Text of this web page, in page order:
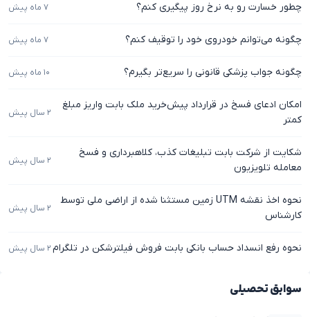
چطور خسارت رو به نرخ روز پیگیری کنم؟ ۷ ماه پیش
چگونه می‌توانم خودروی خود را توقیف کنم؟ ۷ ماه پیش
چگونه جواب پزشکی قانونی را سریع‌تر بگیرم؟ ۱۰ ماه پیش
امکان ادعای فسخ در قرارداد پیش‌خرید ملک بابت واریز مبلغ
کمتر
۲ سال پیش
شکایت از شرکت بابت تبلیغات کذب، کلاهبرداری و فسخ
معامله تلویزیون
۲ سال پیش
نحوه اخذ نقشه UTM ‌‌زمین مستثنا شده از اراضی ملی توسط
کارشناس
۲ سال پیش
نحوه رفع انسداد حساب بانکی بابت فروش فیلترشکن در تلگرام۲ سال پیش
سوابق تحصیلی